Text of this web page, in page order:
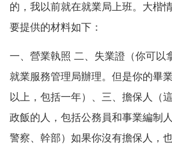
的，我以前就在就業局上班。大楷
要提供的材料如下：
一、營業執照 二、失業證（你可以
就業服務管理局辦理。但是你的畢
以上，包括一年）、三、擔保人（
政飯的人，包括公務員和事業編制
警察、幹部）如果你沒有擔保人，